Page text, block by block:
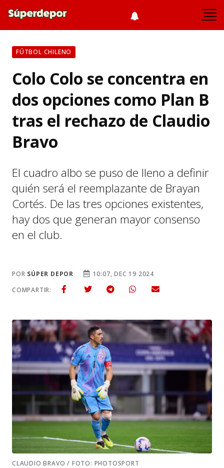
FÚTBOL CHILENO
Colo Colo se concentra en
dos opciones como Plan B
tras el rechazo de Claudio
Bravo
El cuadro albo se puso de lleno a definir
quién será el reemplazante de Brayan
Cortés. De las tres opciones existentes,
hay dos que generan mayor consenso
en el club.
POR SÚPER DEPOR
10:07, DEC 19 2024
COMPARTIR:
CLAUDIO BRAVO / FOTO: PHOTOSPORT